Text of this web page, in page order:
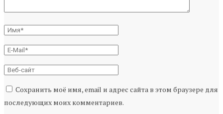
Сохранить моё имя, email и адрес сайта в этом браузере для
последующих моих комментариев.